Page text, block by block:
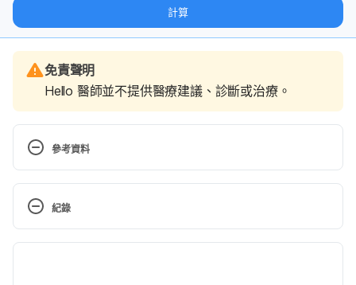
計算
免責聲明
Hello 醫師並不提供醫療建議、診斷或治療。
參考資料
1.Looking back to move forward: a twenty-year
audit of herpes zoster in Asia-Pacific（NIH）
https://www.ncbi.nlm.nih.gov/pmc/articles/PMC535
紀錄